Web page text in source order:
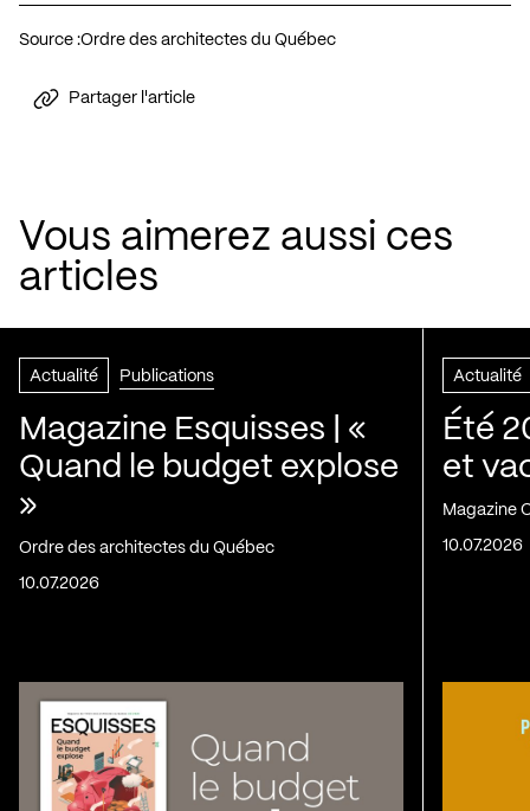
Source :Ordre des architectes du Québec
Partager l'article
Vous aimerez aussi ces
articles
Actualité Publications
Magazine Esquisses | «
Quand le budget explose
»
Ordre des architectes du Québec
10.07.2026
Actualité
Été
et
Magazine
10.07.2026